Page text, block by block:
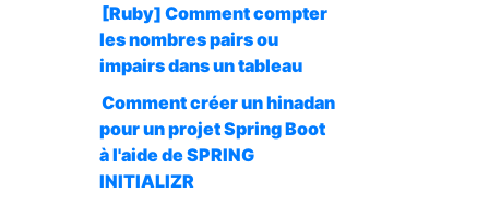
[Ruby] Comment compter
les nombres pairs ou
impairs dans un tableau
Comment créer un hinadan
pour un projet Spring Boot
à l'aide de SPRING
INITIALIZR